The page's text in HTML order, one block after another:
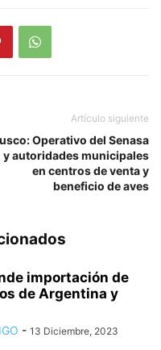
Artículo siguiente
Operativo del Senasa
y autoridades municipales
en centros de venta y
beneficio de aves
importación de
de Argentina y
- 13 Diciembre, 2023